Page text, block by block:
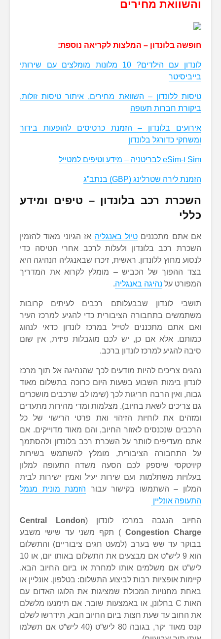
והשוואת מחירים
חופשה בלונדון – המלצות לקריאה נוספת:
לונדון עם הילדים? 10 מלונות מומלצים עם שירותי
בייביסיטר
טיסות ללונדון – השוואת מחירים, איתור טיסות זולות,
ביקורת חברות תעופה
אירועים בלונדון – הזמנת כרטיסים להופעות בידור
ומשחקי כדורגל בלונדון
Sim ו-eSim לבריטניה – מידע וטיפים למטייל
הזמנת לירה שטרלינג (GBP) בנתב”ג
השכרת רכב בלונדון – טיפים ומידע
כללי
אם אתם מתכנניםטיול באנגליה אז הגיוני מאוד להזמין
השכרת רכב בלונדון ולעלות לרכב אחרי הטיסה כדי
לנסוע מחוץ ללונדון. ראשית, זיכרו שבאנגליה הנהיגה היא
בצד ההפוך של הכביש – מומלץ לקרוא את המדריך
המפורט על נהיגה באנגליה.
תושבי לונדון שבבעלותם רכבים לעיתים קרובות
משתמשים בתחבורה הציבורית כדי להגיע למרכז העיר
ואם אתם מתכננים לטייל במרכז לונדון כדאי לנהוג
כמותם. אלא אם כן, יש לכם מוגבלות פיזית, אין שום
סיבה להגיע למרכז לונדון ברכב.
נהגים צריכים להיות מודעים לכך שהנהיגה אל תוך מרכז
לונדון בימות השבוע בשעות היום כרוכה בתשלום מאוד
גבוה, ואין הרבה חריגות לכך (שימו לב שרכבים מושכרים
גם צריכים לשאת בחיוב). מצלמות ומדי מהירות מתעדים
ומזהים את לוחיות הזיהוי ואת פרטי הרישוי של כל
הרכבים שנכנסים לאזור החיוב, והם מאוד מדוייקים. אם
אתם מעדיפים לוותר על השכרת רכב בלונדון ולהסתמך
על התחבורה הציבורית, מומלץ להשתמש בשירות
קיויטקסי שיספק לכם הסעה משדה התעופה למלון
בעלויות משתלמות ועם שירות יעיל ואמין ישירות לבית
המלון – השתמשו בקישור עבור הזמנת מונית מנמל
התעופה אונליין
החיוב הנגבה במרכז לונדון (Central London
Congestion Charge ) תקף משני עד שישי משבע
בבוקר עד שש בערב (למעט חגים ציבוריים) והתשלום
הוא 9 ליש”ט אם מבצעים את התשלום באותו יום, או 10
ליש”ט אם משלמים אותו למחרת או ביום החיוב הבא.
קיימות אופציות רבות לביצוע התשלום: בטלפון, אונליין או
באחת מחנויות המכולת שמציגות את הלוגו האדום עם
האות C בחלונן, או באמצעות שובר. אם תימנעו מלשלם
את החוב עד שעת חצות ביום החיוב הבא, תידרשו לשלם
קנס מאוד יקר, בגובה 80 ליש”ט (40 ליש”ט אם תשלמו